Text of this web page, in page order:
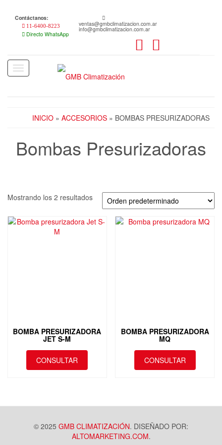
content
Contáctanos:
11-6400-8223
Directo WhatsApp
ventas@gmbclimatizacion.com.ar
info@gmbclimatizacion.com.ar
Toggle
navigation
INICIO » ACCESORIOS » BOMBAS PRESURIZADORAS
Bombas Presurizadoras
Mostrando los 2 resultados
BOMBA PRESURIZADORA
JET S-M
CONSULTAR
BOMBA PRESURIZADORA
MQ
CONSULTAR
© 2025 GMB CLIMATIZACIÓN. DISEÑADO POR:
ALTOMARKETING.COM.